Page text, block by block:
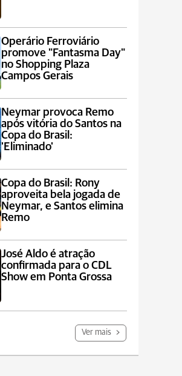
Operário Ferroviário
promove "Fantasma Day"
no Shopping Plaza
Campos Gerais
Neymar provoca Remo
após vitória do Santos na
Copa do Brasil:
'Eliminado'
Copa do Brasil: Rony
aproveita bela jogada de
Neymar, e Santos elimina
Remo
José Aldo é atração
confirmada para o CDL
Show em Ponta Grossa
Ver mais